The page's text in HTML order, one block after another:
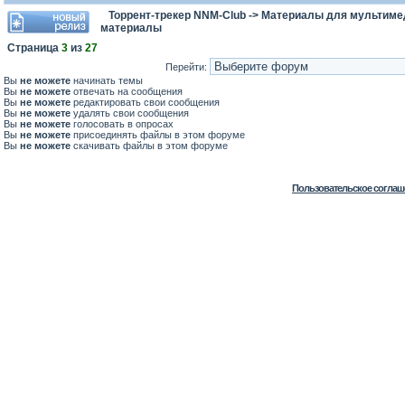
Торрент-трекер NNM-Club -> Материалы для
материалы
Страница 3 из 27
Перейти:
Вы не можете начинать темы
Вы не можете отвечать на сообщения
Вы не можете редактировать свои сообщения
Вы не можете удалять свои сообщения
Вы не можете голосовать в опросах
Вы не можете присоединять файлы в этом форуме
Вы не можете скачивать файлы в этом форуме
Пользовательское